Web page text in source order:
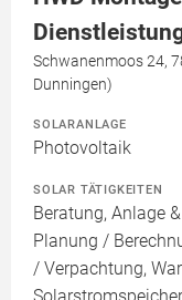
Schwanenmoos 24,
Dunningen)
SOLARANLAGE
Photovoltaik
SOLAR TÄTIGKEITEN
Beratung, Anlage
Planung /
/ Verpachtung,